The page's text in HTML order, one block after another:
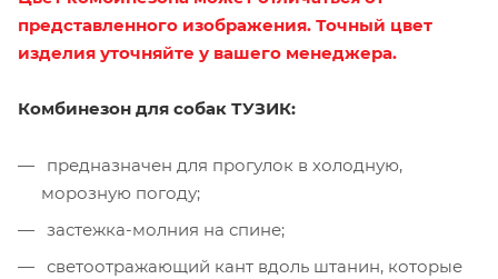
представленного изображения. Точный цвет
изделия уточняйте у вашего менеджера.
Комбинезон для собак ТУЗИК:
предназначен для прогулок в холодную,
морозную погоду;
застежка-молния на спине;
светоотражающий кант вдоль штанин, которые